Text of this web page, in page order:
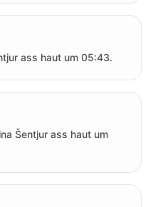
ass haut um 05:43.
Šentjur ass haut um